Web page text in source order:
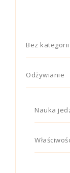
Bez kategorii
Odżywianie
Nauka